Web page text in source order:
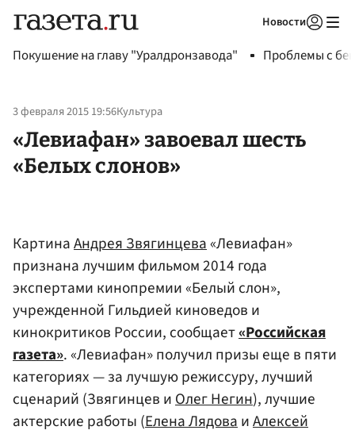
Новости
Покушение на главу "Уралдронзавода" Проблемы с
3 февраля 2015 19:56Культура
«Левиафан» завоевал шесть
«Белых слонов»
КартинаАндрея Звягинцева«Левиафан»
признана лучшим фильмом 2014 года
экспертами кинопремии «Белый слон»,
учрежденной Гильдией киноведов и
кинокритиков России, сообщает«Российская
газета». «Левиафан» получил призы еще в пяти
категориях — за лучшую режиссуру, лучший
сценарий (Звягинцев иОлег Негин), лучшие
актерские работы (Елена ЛядоваиАлексей